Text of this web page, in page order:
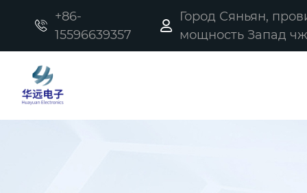

+86-
15596639357

Город Сяньян,
мощность Запад